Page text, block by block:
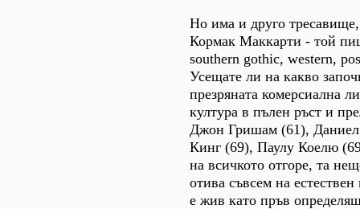
Но има и друго
Кормак Маккарти - той
southern gothic, western,
Усещате ли на какво
презряната комерсиална
култура в пълен ръст и
Джон Гришам (61),
Кинг (69), Паулу Коелю
на всичкото отгоре, та
отива съвсем на
е жив като пръв